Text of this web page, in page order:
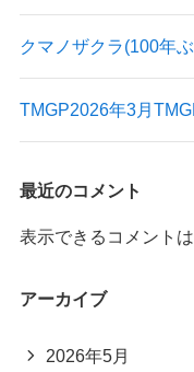
クマノザクラ(100年
TMGP2026年3月
最近のコメント
表示できるコメントは
アーカイブ
2026年5月